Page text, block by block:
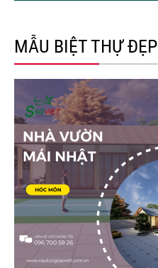
MẪU BIỆT THỰ ĐẸP